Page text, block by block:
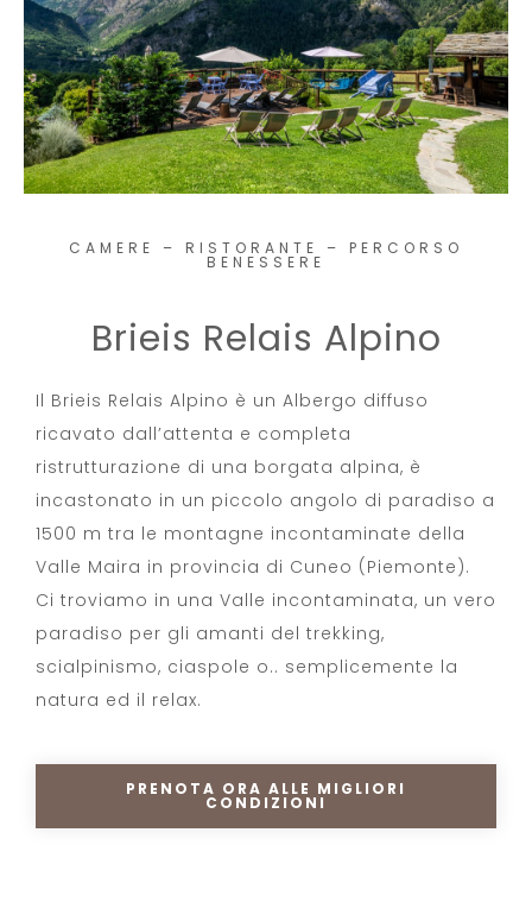
CAMERE – RISTORANTE – PERCORSO
BENESSERE
Brieis Relais Alpino
Il Brieis Relais Alpino è un Albergo diffuso
ricavato dall’attenta e completa
ristrutturazione di una borgata alpina, è
incastonato in un piccolo angolo di paradiso a
1500 m tra le montagne incontaminate della
Valle Maira in provincia di Cuneo (Piemonte).
Ci troviamo in una Valle incontaminata, un vero
paradiso per gli amanti del trekking,
scialpinismo, ciaspole o.. semplicemente la
natura ed il relax.
PRENOTA ORA ALLE MIGLIORI
CONDIZIONI